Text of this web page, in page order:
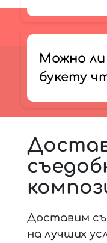
Можно
букету
Доставим
на лучших